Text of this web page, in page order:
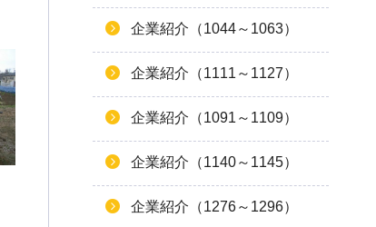
企業紹介（1044～1063）
企業紹介（1111～1127）
企業紹介（1091～1109）
企業紹介（1140～1145）
企業紹介（1276～1296）